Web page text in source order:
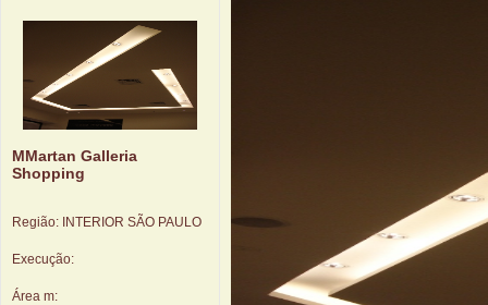
MMartan Galleria
Shopping
Região: INTERIOR SÃO PAULO
Execução:
Área m: